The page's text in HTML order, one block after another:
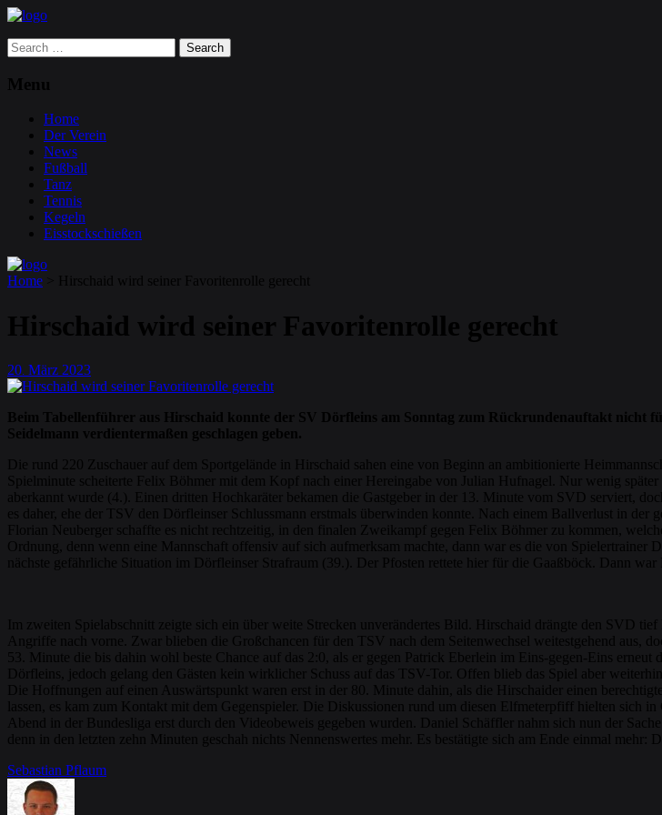
Search
for:
Menu
Home
Der Verein
News
Fußball
Tanz
Tennis
Kegeln
Eisstockschießen
Home Hirschaid wird seiner Favoritenrolle gerecht
Hirschaid wird seiner Favoritenrolle gerecht
20. März 2023
Beim Tabellenführer aus Hirschaid konnte der SV Dörfleins am Sonntag zum Rückrundenauftakt nicht
Seidelmann verdientermaßen geschlagen geben.
Die rund 220 Zuschauer auf dem Sportgelände in Hirschaid sahen eine von Beginn an ambitionierte
Spielminute scheiterte Felix Böhmer mit dem Kopf nach einer Hereingabe von Julian Hufnagel. Nur wenig
aberkannt wurde (4.). Einen dritten Hochkaräter bekamen die Gastgeber in der 13. Minute vom SVD serviert,
es daher, ehe der TSV den Dörfleinser Schlussmann erstmals überwinden konnte. Nach einem Ballverlust in der
Florian Neuberger schaffte es nicht rechtzeitig, in den finalen Zweikampf gegen Felix Böhmer zu kommen,
Ordnung, denn wenn eine Mannschaft offensiv auf sich aufmerksam machte, dann war es die von
nächste gefährliche Situation im Dörfleinser Strafraum (39.). Der Pfosten rettete hier für die Gaaßböck. Dann war
Im zweiten Spielabschnitt zeigte sich ein über weite Strecken unverändertes Bild. Hirschaid drängte den SVD
Angriffe nach vorne. Zwar blieben die Großchancen für den TSV nach dem Seitenwechsel weitestgehend aus,
53. Minute die bis dahin wohl beste Chance auf das 2:0, als er gegen Patrick Eberlein im Eins-gegen-Eins
Dörfleins, jedoch gelang den Gästen kein wirklicher Schuss auf das TSV-Tor. Offen blieb das Spiel aber
Die Hoffnungen auf einen Auswärtspunkt waren erst in der 80. Minute dahin, als die Hirschaider einen
lassen, es kam zum Kontakt mit dem Gegenspieler. Die Diskussionen rund um diesen Elfmeterpfiff hielten sich
Abend in der Bundesliga erst durch den Videobeweis gegeben wurden. Daniel Schäffler nahm sich nun der
denn in den letzten zehn Minuten geschah nichts Nennenswertes mehr. Es bestätigte sich am Ende einmal mehr:
Sebastian Pflaum